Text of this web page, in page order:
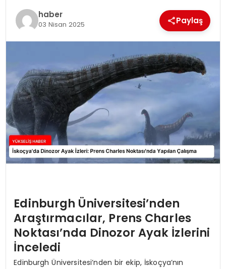
haber
03 Nisan 2025 Paylaş
Edinburgh Üniversitesi’nden
Araştırmacılar, Prens Charles
Noktası’nda Dinozor Ayak İzlerini
İnceledi
Edinburgh Üniversitesi’nden bir ekip, İskoçya’nın